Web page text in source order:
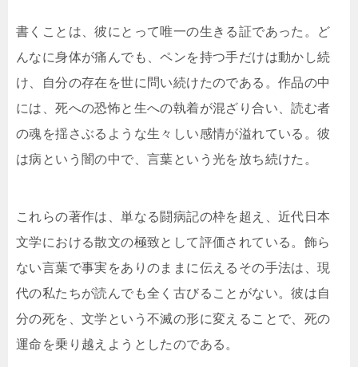
書くことは、彼にとって唯一の生きる証であった。ど
んなに身体が痛んでも、ペンを持つ手だけは動かし続
け、自分の存在を世に問い続けたのである。作品の中
には、死への恐怖と生への執着が混ざり合い、読む者
の魂を揺さぶるような生々しい感情が溢れている。彼
は病という闇の中で、言葉という光を放ち続けた。
これらの著作は、単なる闘病記の枠を超え、近代日本
文学における散文の極致として評価されている。飾ら
ない言葉で事実をありのままに伝えるその手法は、現
代の私たちが読んでも全く古びることがない。彼は自
分の死を、文学という不滅の形に変えることで、死の
運命を乗り越えようとしたのである。